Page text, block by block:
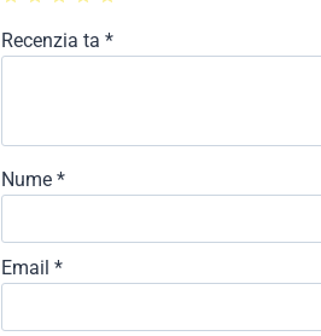
Recenzia ta*
Nume*
Email*